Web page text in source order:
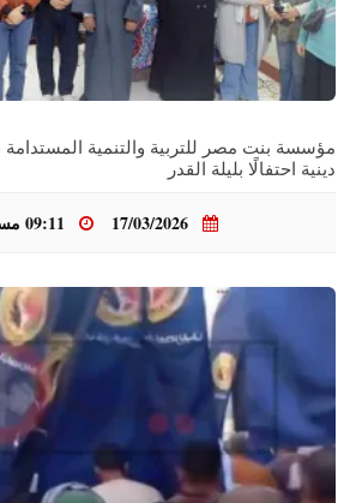
مؤسسة بنت مصر للتربية والتنمية
دينية احتفالًا بليلة القدر